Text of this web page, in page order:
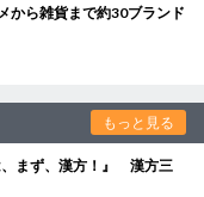
から雑貨まで約30ブランド
もっと見る
、まず、漢方！』 漢方三